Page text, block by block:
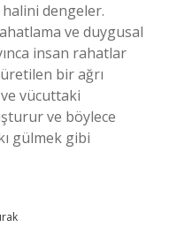
dengeler.
ve duygusal
insan rahatlar
bir ağrı
vücuttaki
ve böylece
gülmek gibi